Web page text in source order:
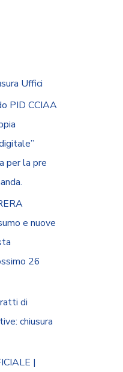
Uffici
PID CCIAA
per la pre
e nuove
26
di
chiusura
|